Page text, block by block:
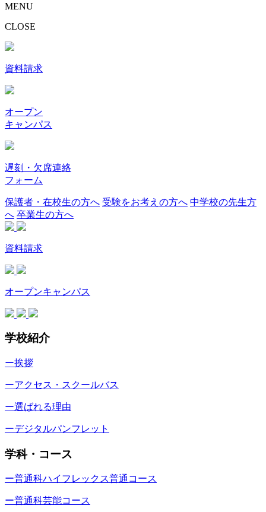
MENU
CLOSE
資料請求
オープン
キャンパス
遅刻・欠席連絡
フォーム
保護者・在校生の方へ 受験をお考えの方へ 中学校の先生方
へ 卒業生の方へ
資料請求
オープンキャンパス
学校紹介
ー挨拶
ーアクセス・スクールバス
ー選ばれる理由
ーデジタルパンフレット
学科・コース
ー普通科ハイフレックス普通コース
ー普通科芸能コース